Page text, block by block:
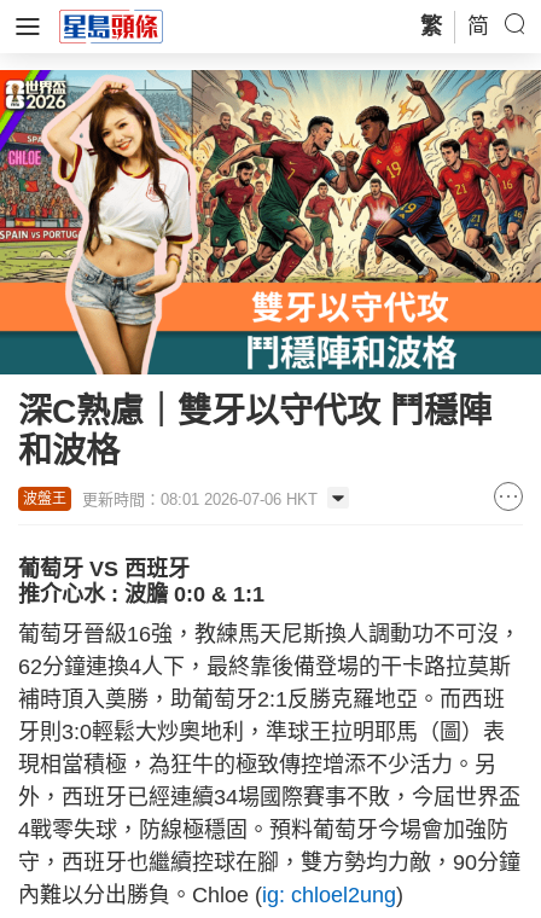
繁 简
深C熟慮｜雙牙以守代攻 鬥穩陣
和波格
波盤王 更新時間：08:01 2026-07-06 HKT
葡萄牙 VS 西班牙
推介心水 : 波膽 0:0 & 1:1
葡萄牙晉級16強，教練馬天尼斯換人調動功不可沒，
62分鐘連換4人下，最終靠後備登場的干卡路拉莫斯
補時頂入奠勝，助葡萄牙2:1反勝克羅地亞。而西班
牙則3:0輕鬆大炒奧地利，準球王拉明耶馬（圖）表
現相當積極，為狂牛的極致傳控增添不少活力。另
外，西班牙已經連續34場國際賽事不敗，今屆世界盃
4戰零失球，防線極穩固。預料葡萄牙今場會加強防
守，西班牙也繼續控球在腳，雙方勢均力敵，90分鐘
內難以分出勝負。Chloe (ig: chloel2ung)